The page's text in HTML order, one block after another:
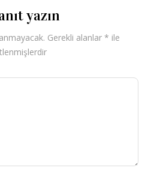
yazın
Gerekli alanlar * ile